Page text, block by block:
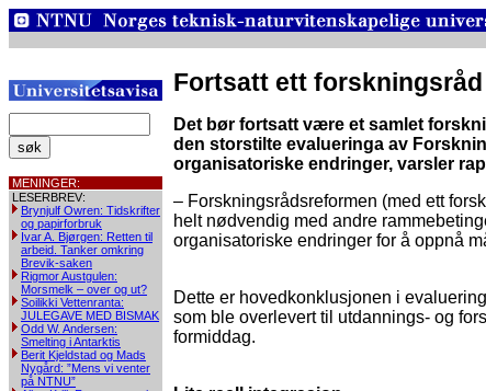
MENINGER:
LESERBREV:
Brynjulf Owren: Tidskrifter
og papirforbruk
Ivar A. Bjørgen: Retten til
arbeid. Tanker omkring
Brevik-saken
Rigmor Austgulen:
Morsmelk – over og ut?
Soilikki Vettenranta:
JULEGAVE MED BISMAK
Odd W. Andersen:
Smelting i Antarktis
Berit Kjeldstad og Mads
Nygård: ”Mens vi venter
på NTNU”
Fortsatt ett forskningsråd
Det bør fortsatt være et samlet
den storstilte evalueringa av
organisatoriske endringer, varsler
– Forskningsrådsreformen (med ett
helt nødvendig med andre
organisatoriske endringer for å oppnå
Dette er hovedkonklusjonen i
som ble overlevert til utdannings- og
formiddag.